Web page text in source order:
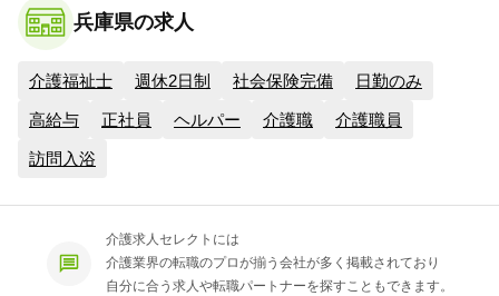
兵庫県の求人
介護福祉士 週休2日制 社会保険完備 日勤のみ
高給与 正社員 ヘルパー 介護職 介護職員
訪問入浴
介護求人セレクトには
介護業界の転職のプロが揃う会社が多く掲載されており
自分に合う求人や転職パートナーを探すこともできます。